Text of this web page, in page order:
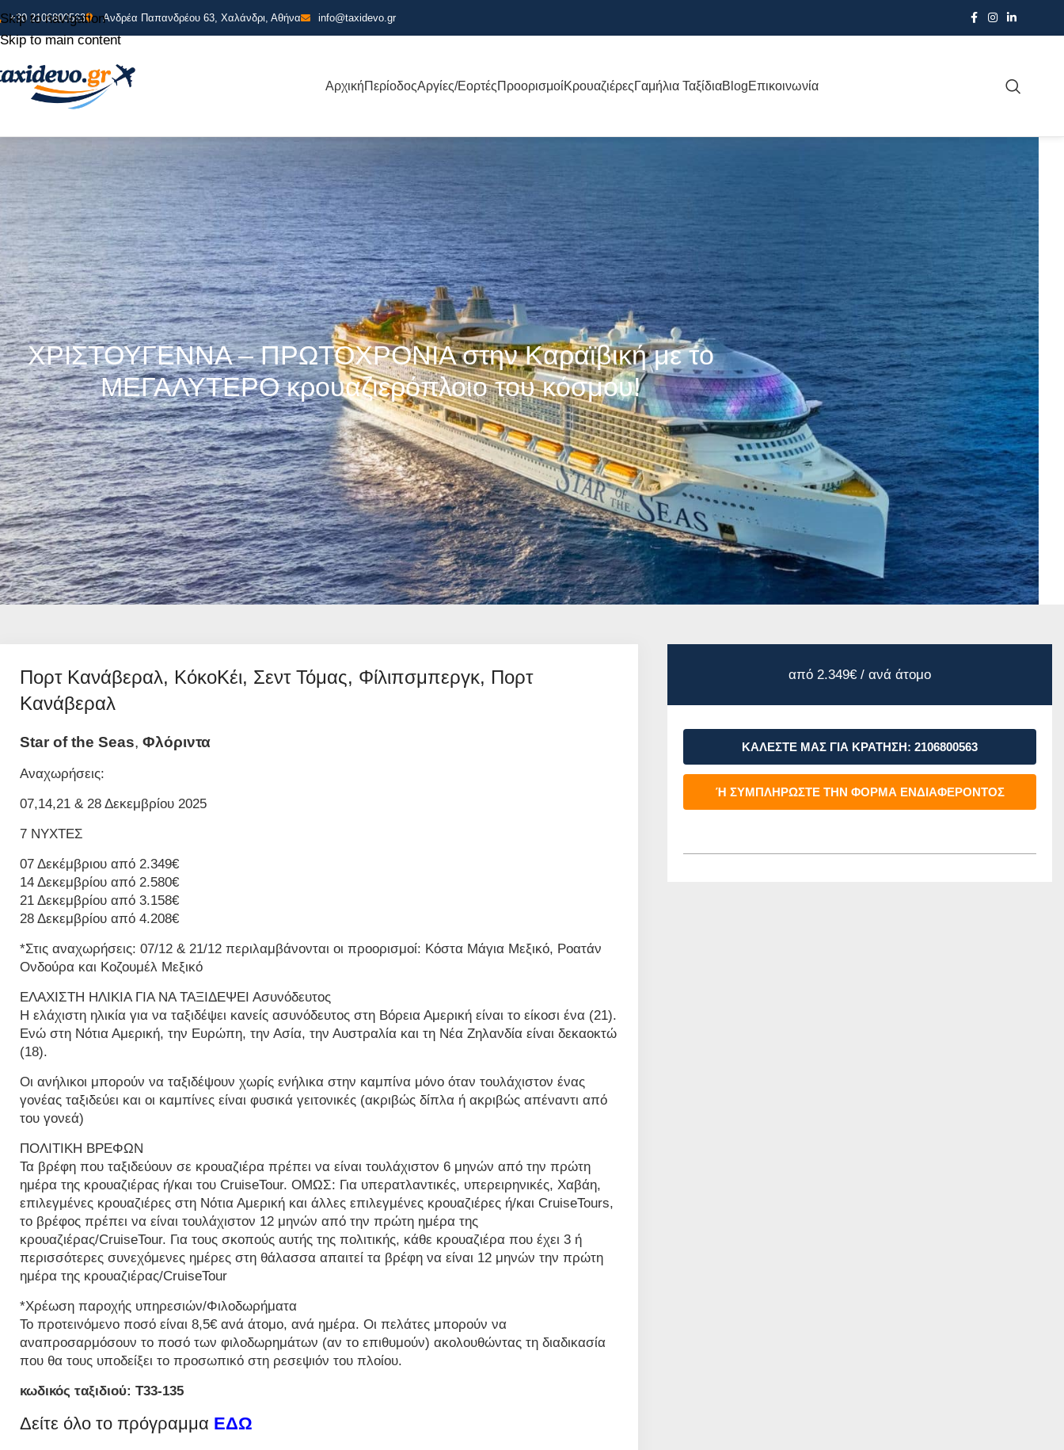
Skip to navigation
Skip to main content
+30 2106800563 Ανδρέα Παπανδρέου 63, Χαλάνδρι, Αθήνα info@taxidevo.gr
ΑρχικήΠερίοδοςΑργίες/ΕορτέςΠροορισμοίΚρουαζιέρεςΓαμήλια ΤαξίδιαBlogΕπικοινωνία
ΧΡΙΣΤΟΥΓΕΝΝΑ – ΠΡΩΤΟΧΡΟΝΙΑ στην Καραϊβική με το
ΜΕΓΑΛΥΤΕΡΟ κρουαζιερόπλοιο του κόσμου!
Πορτ Κανάβεραλ, ΚόκοΚέι, Σεντ Τόμας, Φίλιπσμπεργκ, Πορτ
Κανάβεραλ
Star of the Seas, Φλόριντα
Αναχωρήσεις:
07,14,21 & 28 Δεκεμβρίου 2025
7 ΝΥΧΤΕΣ
07 Δεκέμβριου από 2.349€
14 Δεκεμβρίου από 2.580€
21 Δεκεμβρίου από 3.158€
28 Δεκεμβρίου από 4.208€
*Στις αναχωρήσεις: 07/12 & 21/12 περιλαμβάνονται οι προορισμοί: Κόστα Μάγια Μεξικό, Ροατάν
Ονδούρα και Κοζουμέλ Μεξικό
ΕΛΑΧΙΣΤΗ ΗΛΙΚΙΑ ΓΙΑ ΝΑ ΤΑΞΙΔΕΨΕΙ Ασυνόδευτος
Η ελάχιστη ηλικία για να ταξιδέψει κανείς ασυνόδευτος στη Βόρεια Αμερική είναι το είκοσι ένα (21).
Ενώ στη Νότια Αμερική, την Ευρώπη, την Ασία, την Αυστραλία και τη Νέα Ζηλανδία είναι δεκαοκτώ
(18).
Οι ανήλικοι μπορούν να ταξιδέψουν χωρίς ενήλικα στην καμπίνα μόνο όταν τουλάχιστον ένας
γονέας ταξιδεύει και οι καμπίνες είναι φυσικά γειτονικές (ακριβώς δίπλα ή ακριβώς απέναντι από
του γονεά)
ΠΟΛΙΤΙΚΗ ΒΡΕΦΩΝ
Τα βρέφη που ταξιδεύουν σε κρουαζιέρα πρέπει να είναι τουλάχιστον 6 μηνών από την πρώτη
ημέρα της κρουαζιέρας ή/και του CruiseTour. ΟΜΩΣ: Για υπερατλαντικές, υπερειρηνικές, Χαβάη,
επιλεγμένες κρουαζιέρες στη Νότια Αμερική και άλλες επιλεγμένες κρουαζιέρες ή/και CruiseTours,
το βρέφος πρέπει να είναι τουλάχιστον 12 μηνών από την πρώτη ημέρα της
κρουαζιέρας/CruiseTour. Για τους σκοπούς αυτής της πολιτικής, κάθε κρουαζιέρα που έχει 3 ή
περισσότερες συνεχόμενες ημέρες στη θάλασσα απαιτεί τα βρέφη να είναι 12 μηνών την πρώτη
ημέρα της κρουαζιέρας/CruiseTour
*Χρέωση παροχής υπηρεσιών/Φιλοδωρήματα
Το προτεινόμενο ποσό είναι 8,5€ ανά άτομο, ανά ημέρα. Οι πελάτες μπορούν να
αναπροσαρμόσουν το ποσό των φιλοδωρημάτων (αν το επιθυμούν) ακολουθώντας τη διαδικασία
που θα τους υποδείξει το προσωπικό στη ρεσεψιόν του πλοίου.
κωδικός ταξιδιού: T33-135
Δείτε όλο το πρόγραμμα ΕΔΩ
από 2.349€ / ανά άτομο
ΚΑΛΕΣΤΕ ΜΑΣ ΓΙΑ ΚΡΑΤΗΣΗ: 2106800563
Ή ΣΥΜΠΛΗΡΩΣΤΕ ΤΗΝ ΦΟΡΜΑ ΕΝΔΙΑΦΕΡΟΝΤΟΣ